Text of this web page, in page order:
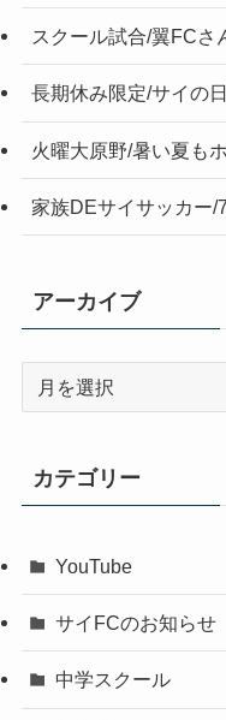
スクール試合/翼FCさ
長期休み限定/サイの
火曜大原野/暑い夏も
家族DEサイサッカー/
アーカイブ
ブ
カテゴリー
YouTube
サイFCのお知らせ
中学スクール